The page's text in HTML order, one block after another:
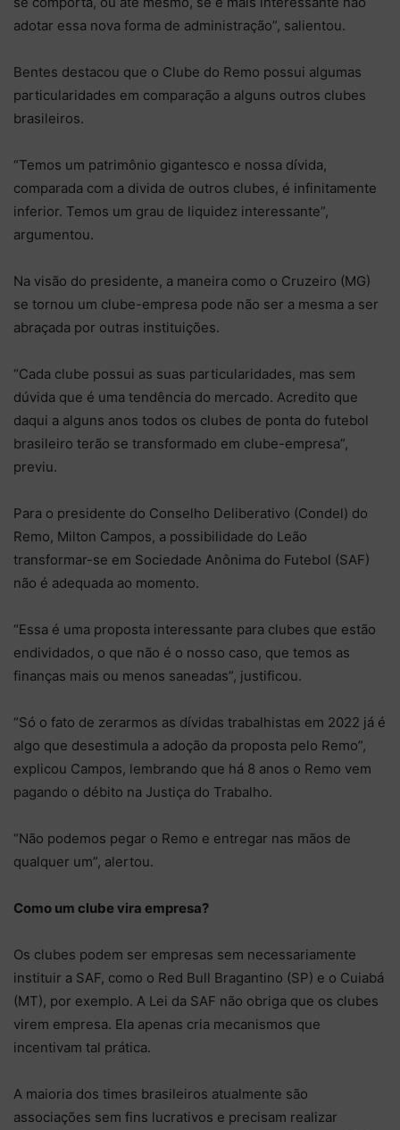
adotar essa nova forma de administração”, salientou.
Bentes destacou que o Clube do Remo possui algumas
particularidades em comparação a alguns outros clubes
brasileiros.
“Temos um patrimônio gigantesco e nossa dívida,
comparada com a divida de outros clubes, é infinitamente
inferior. Temos um grau de liquidez interessante”,
argumentou.
Na visão do presidente, a maneira como o Cruzeiro (MG)
se tornou um clube-empresa pode não ser a mesma a ser
abraçada por outras instituições.
“Cada clube possui as suas particularidades, mas sem
dúvida que é uma tendência do mercado. Acredito que
daqui a alguns anos todos os clubes de ponta do futebol
brasileiro terão se transformado em clube-empresa”,
previu.
Para o presidente do Conselho Deliberativo (Condel) do
Remo, Milton Campos, a possibilidade do Leão
transformar-se em Sociedade Anônima do Futebol (SAF)
não é adequada ao momento.
“Essa é uma proposta interessante para clubes que estão
endividados, o que não é o nosso caso, que temos as
finanças mais ou menos saneadas”, justificou.
“Só o fato de zerarmos as dívidas trabalhistas em 2022 já é
algo que desestimula a adoção da proposta pelo Remo”,
explicou Campos, lembrando que há 8 anos o Remo vem
pagando o débito na Justiça do Trabalho.
“Não podemos pegar o Remo e entregar nas mãos de
qualquer um”, alertou.
Como um clube vira empresa?
Os clubes podem ser empresas sem necessariamente
instituir a SAF, como o Red Bull Bragantino (SP) e o Cuiabá
(MT), por exemplo. A Lei da SAF não obriga que os clubes
virem empresa. Ela apenas cria mecanismos que
incentivam tal prática.
A maioria dos times brasileiros atualmente são
associações sem fins lucrativos e precisam realizar